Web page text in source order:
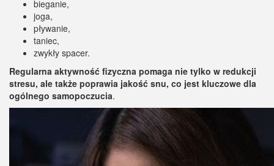
bieganie,
joga,
pływanie,
taniec,
zwykły spacer.
Regularna aktywność fizyczna pomaga nie tylko w redukcji
stresu, ale także poprawia jakość snu, co jest kluczowe dla
ogólnego samopoczucia.